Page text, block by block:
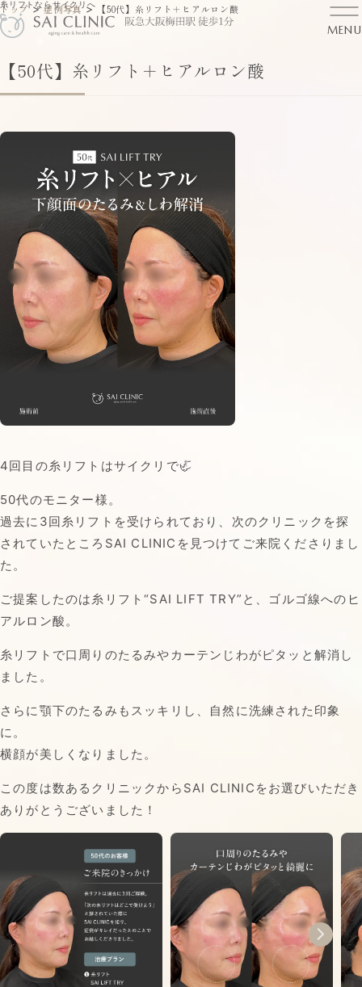
糸リフトならサイクリへ
MENU
トップ>症例写真> 【50代】糸リフト＋ヒアルロン酸
【50代】糸リフト＋ヒアルロン酸
4回目の糸リフトはサイクリで🦏
50代のモニター様。
過去に3回糸リフトを受けられており、次のクリニックを探
されていたところSAI CLINICを見つけてご来院くださりまし
た。
ご提案したのは糸リフト“SAI LIFT TRY”と、ゴルゴ線へのヒ
アルロン酸。
糸リフトで口周りのたるみやカーテンじわがピタッと解消し
ました。
さらに顎下のたるみもスッキリし、自然に洗練された印象
に。
横顔が美しくなりました。
この度は数あるクリニックからSAI CLINICをお選びいただき
ありがとうございました！